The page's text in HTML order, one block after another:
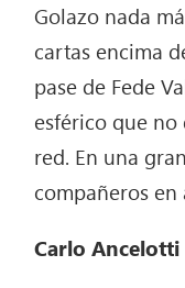
Golazo nada
cartas encima
pase de Fede
esférico que
red. En una
compañeros en
Carlo Ancelotti